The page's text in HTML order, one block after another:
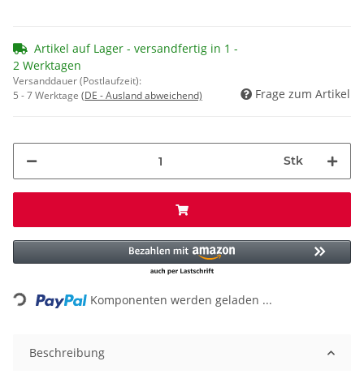
Artikel auf Lager - versandfertig in 1 -
2 Werktagen
Versanddauer (Postlaufzeit):
5 - 7 Werktage (DE - Ausland abweichend) Frage zum Artikel
Stk
Loading... Komponenten werden geladen ...
Beschreibung